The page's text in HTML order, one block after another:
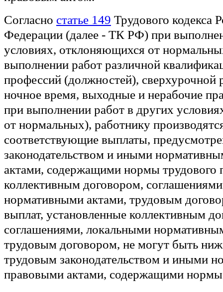
Согласно статье 149 Трудового кодекса
Федерации (далее - ТК РФ) при
условиях, отклоняющихся от
выполнении работ различной
профессий (должностей), сверхурочной
ночное время, выходные и нерабочие
при выполнении работ в других
от нормальных), работнику
соответствующие выплаты,
законодательством и иными
актами, содержащими нормы трудового
коллективным договором,
нормативными актами, трудовым
выплат, установленные коллективным
соглашениями, локальными
трудовым договором, не могут быть
трудовым законодательством и иными
правовыми актами, содержащими нормы